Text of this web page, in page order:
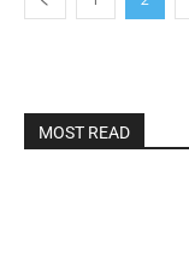
MOST READ